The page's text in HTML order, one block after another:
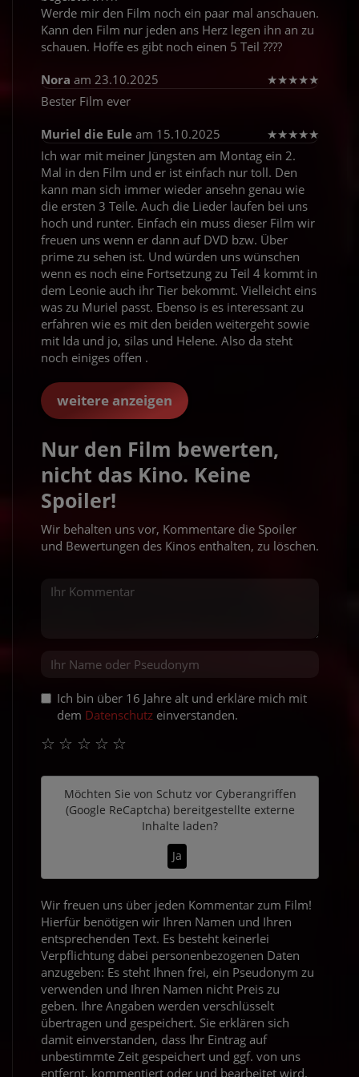
Werde mir den Film noch ein paar mal anschauen.
Kann den Film nur jeden ans Herz legen ihn an zu
schauen. Hoffe es gibt noch einen 5 Teil ????
Nora am 23.10.2025 ★★★★★
Bester Film ever
Muriel die Eule am 15.10.2025 ★★★★★
Ich war mit meiner Jüngsten am Montag ein 2.
Mal in den Film und er ist einfach nur toll. Den
kann man sich immer wieder ansehn genau wie
die ersten 3 Teile. Auch die Lieder laufen bei uns
hoch und runter. Einfach ein muss dieser Film wir
freuen uns wenn er dann auf DVD bzw. Über
prime zu sehen ist. Und würden uns wünschen
wenn es noch eine Fortsetzung zu Teil 4 kommt in
dem Leonie auch ihr Tier bekommt. Vielleicht eins
was zu Muriel passt. Ebenso is es interessant zu
erfahren wie es mit den beiden weitergeht sowie
mit Ida und jo, silas und Helene. Also da steht
noch einiges offen .
weitere anzeigen
Nur den Film bewerten,
nicht das Kino. Keine
Spoiler!
Wir behalten uns vor, Kommentare die Spoiler
und Bewertungen des Kinos enthalten, zu löschen.
Ich bin über 16 Jahre alt und erkläre mich mit
dem Datenschutz einverstanden.
☆
☆
☆
☆
☆
Möchten Sie von Schutz vor Cyberangriffen
(Google ReCaptcha)bereitgestellte externe
Inhalte laden?
Ja
Wir freuen uns über jeden Kommentar zum Film!
Hierfür benötigen wir Ihren Namen und Ihren
entsprechenden Text. Es besteht keinerlei
Verpflichtung dabei personenbezogenen Daten
anzugeben: Es steht Ihnen frei, ein Pseudonym zu
verwenden und Ihren Namen nicht Preis zu
geben. Ihre Angaben werden verschlüsselt
übertragen und gespeichert. Sie erklären sich
damit einverstanden, dass Ihr Eintrag auf
unbestimmte Zeit gespeichert und ggf. von uns
entfernt, kommentiert oder und bearbeitet wird.